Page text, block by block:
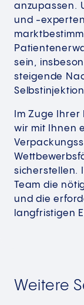
anzupassen.
und -
sein,
steigende
Im Zuge
wir mit Ihnen
sicherstellen.
Team die
und die
langfristigen
Weitere